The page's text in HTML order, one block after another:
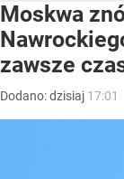
Moskwa
zawsze
Dodano:dzisiaj 17:01